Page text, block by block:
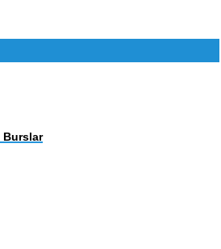
Burslar